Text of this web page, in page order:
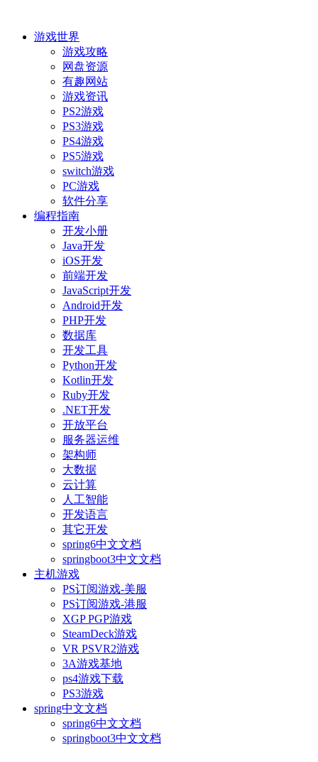
游戏世界
游戏攻略
网盘资源
有趣网站
游戏资讯
PS2游戏
PS3游戏
PS4游戏
PS5游戏
switch游戏
PC游戏
软件分享
编程指南
开发小册
Java开发
iOS开发
前端开发
JavaScript开发
Android开发
PHP开发
数据库
开发工具
Python开发
Kotlin开发
Ruby开发
.NET开发
开放平台
服务器运维
架构师
大数据
云计算
人工智能
开发语言
其它开发
spring6中文文档
springboot3中文文档
主机游戏
PS订阅游戏-美服
PS订阅游戏-港服
XGP PGP游戏
SteamDeck游戏
VR PSVR2游戏
3A游戏基地
ps4游戏下载
PS3游戏
spring中文文档
spring6中文文档
springboot3中文文档